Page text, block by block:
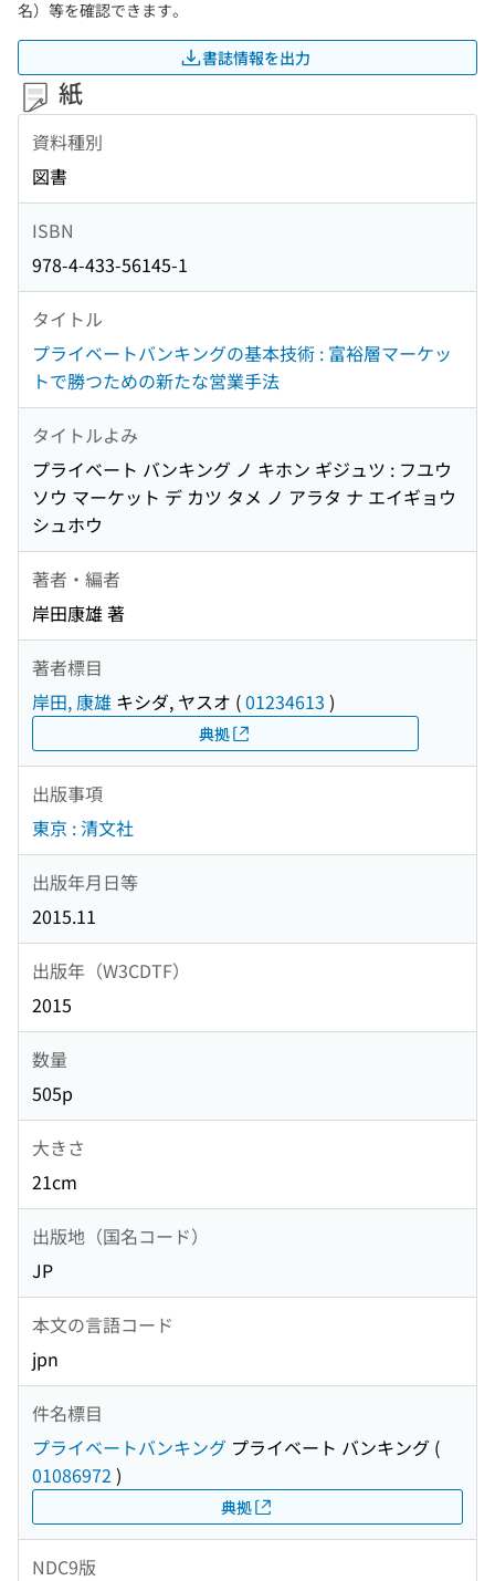
名）等を確認できます。
書誌情報を出力
紙
資料種別
図書
ISBN
978-4-433-56145-1
タイトル
プライベートバンキングの基本技術 : 富裕層マーケッ
トで勝つための新たな営業手法
タイトルよみ
プライベート バンキング ノ キホン ギジュツ : フユウ
ソウ マーケット デ カツ タメ ノ アラタ ナ エイギョウ
シュホウ
著者・編者
岸田康雄 著
著者標目
岸田, 康雄 キシダ, ヤスオ (01234613 )
典拠
出版事項
東京 : 清文社
出版年月日等
2015.11
出版年（W3CDTF）
2015
数量
505p
大きさ
21cm
出版地（国名コード）
JP
本文の言語コード
jpn
件名標目
プライベートバンキング プライベート バンキング (
01086972 )
典拠
NDC9版